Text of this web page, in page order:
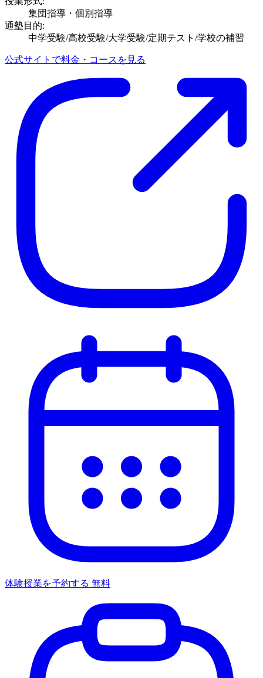
集団指導・個別指導
通塾目的:
中学受験/高校受験/大学受験/定期テスト/学校の補習
公式サイトで料金・コースを見る
体験授業を予約する 無料